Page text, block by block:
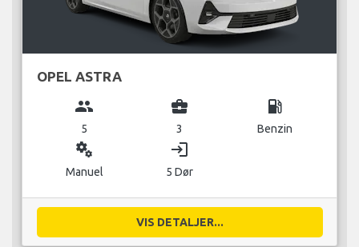
OPEL ASTRA
group
5
business_center
3
local_gas_station
Benzin
miscellaneous_services
Manuel
login
5 Dør
VIS DETALJER...